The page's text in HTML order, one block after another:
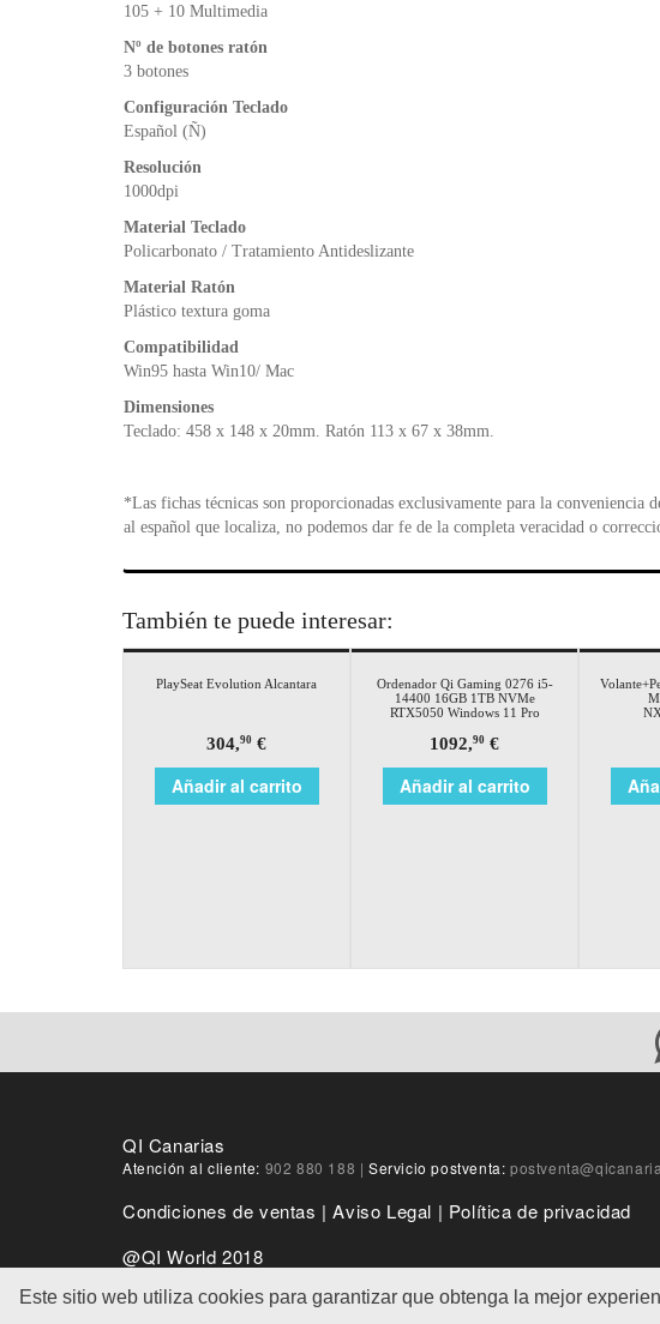
Este sitio web utiliza cookies para garantizar que obtenga la mejor
105 + 10 Multimedia
Nº de botones ratón
3 botones
Configuración Teclado
Español (Ñ)
Resolución
1000dpi
Material Teclado
Policarbonato / Tratamiento Antideslizante
Material Ratón
Plástico textura goma
Compatibilidad
Win95 hasta Win10/ Mac
Dimensiones
Teclado: 458 x 148 x 20mm. Ratón 113 x 67 x 38mm.
*Las fichas técnicas son proporcionadas exclusivamente para la
al español que localiza, no podemos dar fe de la completa veracidad o
También te puede interesar:
PlaySeat Evolution Alcantara
304,90 €
Añadir al carrito
Ordenador Qi Gaming 0276 i5-
14400 16GB 1TB NVMe
RTX5050 Windows 11 Pro
1092,90 €
Añadir al carrito
QI Canarias
Atención al cliente: 902 880 188 | Servicio postventa:
Condiciones de ventas |Aviso Legal | Política de privacidad
@QI World 2018